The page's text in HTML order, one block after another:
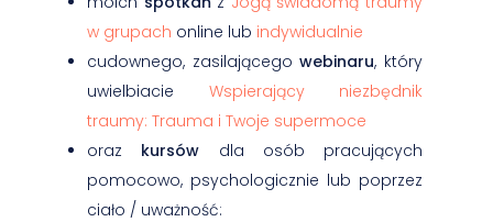
w grupach online lub indywidualnie
cudownego, zasilającegowebinaru, który
uwielbiacie Wspierający niezbędnik
traumy: Trauma i Twoje supermoce
oraz kursów dla osób pracujących
pomocowo, psychologicznie lub poprzez
ciało / uważność: